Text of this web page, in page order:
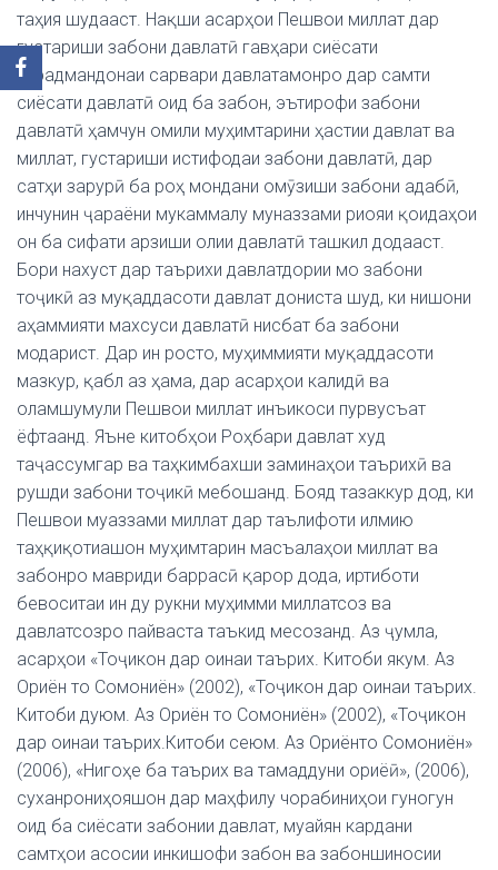
таҳия шудааст. Нақши асарҳои Пешвои миллат дар
густариши забони давлатӣ гавҳари сиёсати
хирадмандонаи сарвари давлатамонро дар самти
сиёсати давлатӣ оид ба забон, эътирофи забони
давлатӣ ҳамчун омили муҳимтарини ҳастии давлат ва
миллат, густариши истифодаи забони давлатӣ, дар
сатҳи зарурӣ ба роҳ мондани омӯзиши забони адабӣ,
инчунин ҷараёни мукаммалу муназзами риояи қоидаҳои
он ба сифати арзиши олии давлатӣ ташкил додааст.
Бори нахуст дар таърихи давлатдории мо забони
тоҷикӣ аз муқаддасоти давлат дониста шуд, ки нишони
аҳаммияти махсуси давлатӣ нисбат ба забони
модарист. Дар ин росто, муҳиммияти муқаддасоти
мазкур, қабл аз ҳама, дар асарҳои калидӣ ва
оламшумули Пешвои миллат инъикоси пурвусъат
ёфтаанд. Яъне китобҳои Роҳбари давлат худ
таҷассумгар ва таҳкимбахши заминаҳои таърихӣ ва
рушди забони тоҷикӣ мебошанд. Бояд тазаккур дод, ки
Пешвои муаззами миллат дар таълифоти илмию
таҳқиқотиашон муҳимтарин масъалаҳои миллат ва
забонро мавриди баррасӣ қарор дода, иртиботи
бевоситаи ин ду рукни муҳимми миллатсоз ва
давлатсозро пайваста таъкид месозанд. Аз ҷумла,
асарҳои «Тоҷикон дар оинаи таърих. Китоби якум. Аз
Ориён то Сомониён» (2002), «Тоҷикон дар оинаи таърих.
Китоби дуюм. Аз Ориён то Сомониён» (2002), «Тоҷикон
дар оинаи таърих.Китоби сеюм. Аз Ориёнто Сомониён»
(2006), «Нигоҳе ба таърих ва тамаддуни ориёӣ», (2006),
суханрониҳояшон дар маҳфилу чорабиниҳои гуногун
оид ба сиёсати забонии давлат, муайян кардани
самтҳои асосии инкишофи забон ва забоншиносии